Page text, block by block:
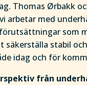
Thomas Ørbakk
arbetar med
som
säkerställa stabil
idag och för
från